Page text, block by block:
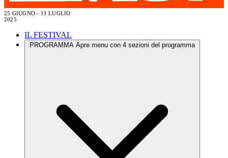
25 GIUGNO - 11 LUGLIO
2025
IL FESTIVAL
PROGRAMMA Apre menu con 4 sezioni del programma